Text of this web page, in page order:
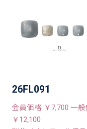
26FL091
会員価格 ￥7,700 一
￥12,100